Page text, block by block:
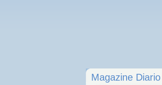
Magazine